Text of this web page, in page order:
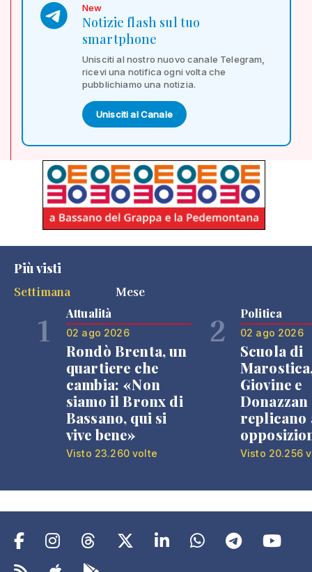
New
Notizie flash sul tuo
smartphone
Unisciti al nostro nuovo canale Telegram,
ricevi una notifica ogni volta che
pubblichiamo una notizia.
Unisciti al Canale
Più visti
Settimana
Mese
1 Attualità
02 ago 2026
Rondò Brenta, un
quartiere che
cambia: «Non
siamo il Bronx di
Bassano, qui si
vive bene»
Visto 23.260 volte
2 Politica
02 ago 2026
Scuola di
Giovine e
Donazzan
replicano
Visto 20.256